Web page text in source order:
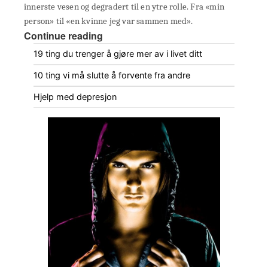
innerste vesen og degradert til en ytre rolle. Fra «min
person» til «en kvinne jeg var sammen med».
Continue reading
19 ting du trenger å gjøre mer av i livet ditt
10 ting vi må slutte å forvente fra andre
Hjelp med depresjon